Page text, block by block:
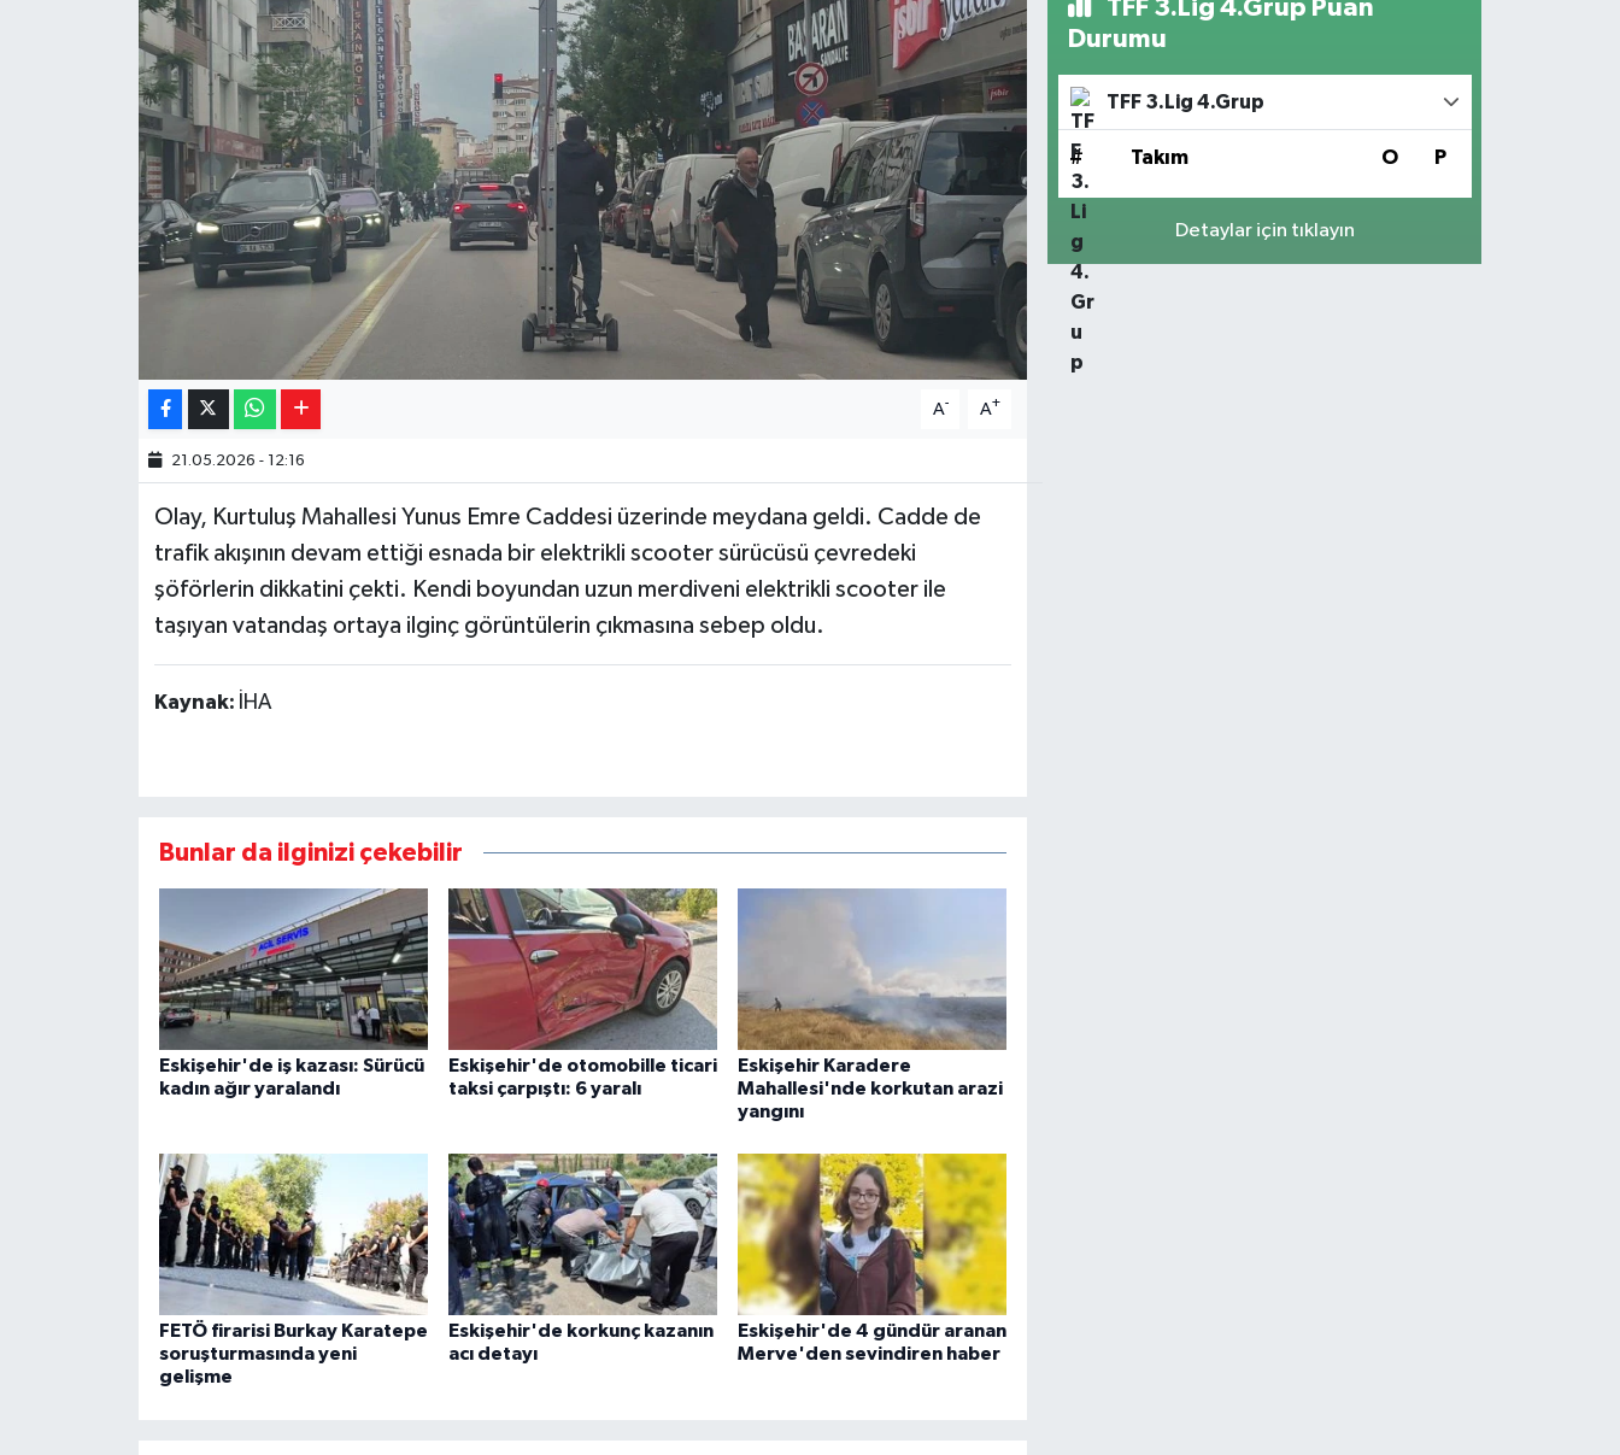
A- A+
21.05.2026 - 12:16
Olay, Kurtuluş Mahallesi Yunus Emre Caddesi üzerinde meydana geldi. Cadde de
trafik akışının devam ettiği esnada bir elektrikli scooter sürücüsü çevredeki
şöförlerin dikkatini çekti. Kendi boyundan uzun merdiveni elektrikli scooter ile
taşıyan vatandaş ortaya ilginç görüntülerin çıkmasına sebep oldu.
Kaynak: İHA
Bunlar da ilginizi çekebilir
Eskişehir'de iş kazası: Sürücü
kadın ağır yaralandı
Eskişehir'de otomobille ticari
taksi çarpıştı: 6 yaralı
Eskişehir Karadere
Mahallesi'nde korkutan arazi
yangını
FETÖ firarisi Burkay Karatepe
soruşturmasında yeni
gelişme
Eskişehir'de korkunç kazanın
acı detayı
Eskişehir'de 4 gündür aranan
Merve'den sevindiren haber
TFF 3.Lig 4.Grup Puan
Durumu
TFF 3.Lig 4.Grup
# Takım O P
Detaylar için tıklayın
Resmi ilanlar